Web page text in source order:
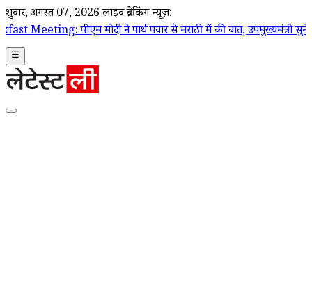
शुक्रवार, अगस्त 07, 2026 लाइव ब्रेकिंग न्यूज़:
मोदी ने पार्थ पवार से मराठी में की बात, उपमुख्यमंत्री सुनेत्रा पवार का
☰